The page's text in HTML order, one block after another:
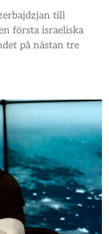
till
första israeliska
på nästan tre